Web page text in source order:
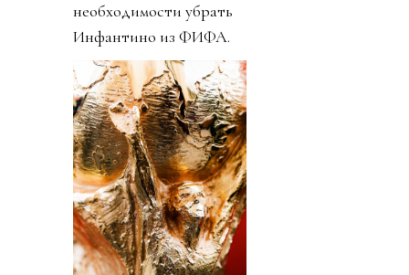
необходимости убрать
Инфантино из ФИФА.